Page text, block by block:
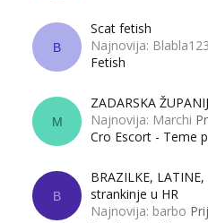
B
Scat fetish
Najnovija:
Fetish
M
ZADARSKA
Najnovija: Marchi
Cro Escort - Teme
B
BRAZILKE,
strankinje u HR
Najnovija: barbo